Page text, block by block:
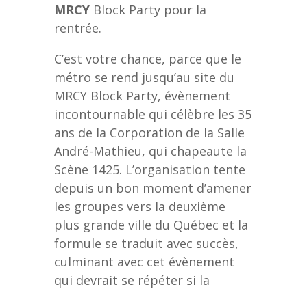
MRCY Block Party pour la
rentrée.
C’est votre chance, parce que le
métro se rend jusqu’au site du
MRCY Block Party, évènement
incontournable qui célèbre les 35
ans de la Corporation de la Salle
André-Mathieu, qui chapeaute la
Scène 1425. L’organisation tente
depuis un bon moment d’amener
les groupes vers la deuxième
plus grande ville du Québec et la
formule se traduit avec succès,
culminant avec cet évènement
qui devrait se répéter si la